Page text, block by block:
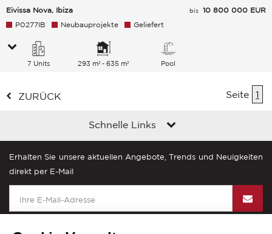
Eivissa Nova, Ibiza
bis 10 800 000 EUR
P0277IB
Neubauprojekte Geliefert
7 Units 293 m² - 635 m² Pool
ZURÜCK Seite 1
Schnelle Links
Erhalten Sie unsere aktuellen Angebote, Trends und Neuigkeiten
direkt per E-Mail